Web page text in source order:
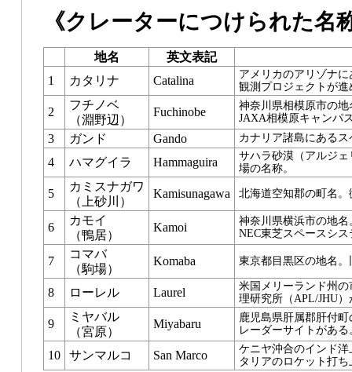
《クレーターにつけられた名
地名
英文表記
1
カタリナ Catalina
アメリカのアリゾナ
観測プロジェクトが
2
フチノベ
（淵野辺）
Fuchinobe
神奈川県相模原市の
JAXA相模原キャンパ
3 ガンド Gando カナリア諸島にある
4 ハマグイラ Hammaguira
サハラ砂漠（アルジ
場の名称。
5
カミスナガワ
（上砂川）
Kamisunagawa 北海道空知郡の町名
6
カモイ
（鴨居）
Kamoi
神奈川県横浜市の地
NEC東芝スペースシ
7
コマバ
（駒場）
Komaba 東京都目黒区の地名
8 ローレル Laurel
米国メリーランド州
理研究所（APL/JHU）
9
ミヤバル
（宮原）
Miyabaru
鹿児島県肝属郡肝付
レーダーサイトがある
10 サンマルコ San Marco
ケニヤ沖合のインド
タリアのロケット打